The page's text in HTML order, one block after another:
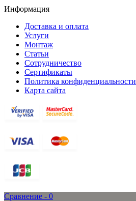
Информация
Доставка и оплата
Услуги
Монтаж
Статьи
Сотрудничество
Сертификаты
Политика конфиденциальности
Карта сайта
Сравнение - 0